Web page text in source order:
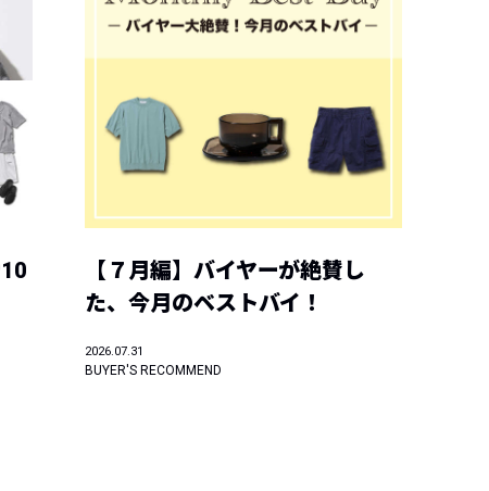
【７月編】バイヤーが絶賛し
た、今月のベストバイ！
2026.07.31
BUYER'S RECOMMEND